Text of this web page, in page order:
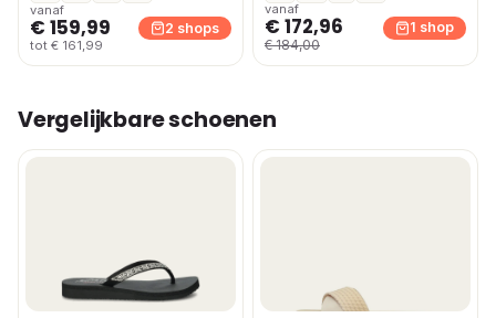
vanaf
€ 159,99
tot € 161,99
2 shops
vanaf
€ 172,96
€ 184,00
1 shop
Vergelijkbare schoenen